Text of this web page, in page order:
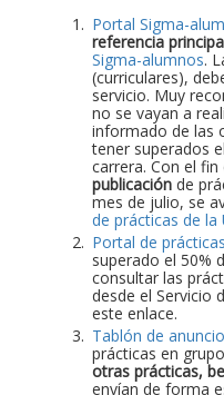
Portal Sigma-
referencia
Sigma-alumnos.
(curriculares),
servicio. Muy
no se vayan a
informado de las
tener superados
carrera. Con el
publicación de
mes de julio, se
de prácticas de la
Portal de
superado el 50%
consultar las
desde el Servicio
este enlace.
Tablón de
prácticas en
otras prácticas,
envían de forma